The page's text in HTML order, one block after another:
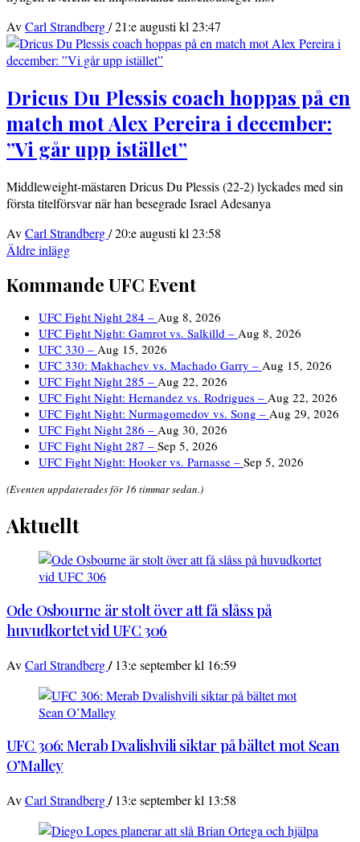
AvCarl Strandberg/21:e augusti kl 23:47
Dricus Du Plessis coach hoppas på en
match mot Alex Pereira i december:
”Vi går upp istället”
Middleweight-mästaren Dricus Du Plessis (22-2) lyckades med sin
första titelförsvar när han besegrade Israel Adesanya
AvCarl Strandberg/20:e augusti kl 23:58
Inläggsnavigering
Äldre inlägg
Kommande UFC Event
UFC Fight Night 284 – Aug 8, 2026
UFC Fight Night: Gamrot vs. Salkilld – Aug 8, 2026
UFC 330 – Aug 15, 2026
UFC 330: Makhachev vs. Machado Garry – Aug 15, 2026
UFC Fight Night 285 – Aug 22, 2026
UFC Fight Night: Hernandez vs. Rodrigues – Aug 22, 2026
UFC Fight Night: Nurmagomedov vs. Song – Aug 29, 2026
UFC Fight Night 286 – Aug 30, 2026
UFC Fight Night 287 – Sep 5, 2026
UFC Fight Night: Hooker vs. Parnasse – Sep 5, 2026
(Eventen uppdaterades för 16 timmar sedan.)
Aktuellt
Ode Osbourne är stolt över att få slåss på
huvudkortet vid UFC 306
AvCarl Strandberg/ 13:e september kl 16:59
UFC 306: Merab Dvalishvili siktar på bältet mot Sean
O’Malley
AvCarl Strandberg/ 13:e september kl 13:58